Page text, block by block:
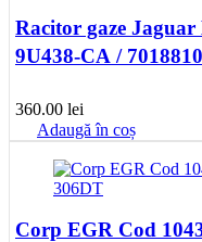
Racitor gaze
9U438-CA /
360.00 lei
Adaugă în coș
Corp EGR Cod